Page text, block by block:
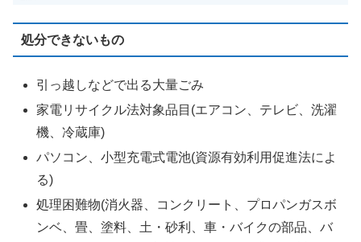
処分できないもの
引っ越しなどで出る大量ごみ
家電リサイクル法対象品目(エアコン、テレビ、洗濯
機、冷蔵庫)
パソコン、小型充電式電池(資源有効利用促進法によ
る)
処理困難物(消火器、コンクリート、プロパンガスボ
ンベ、畳、塗料、土・砂利、車・バイクの部品、バ